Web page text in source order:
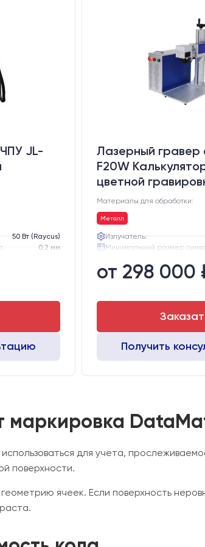
JL-
50 Вт (Raycus)
0,2 мм
Лазерный гравер
F20W
цветной
Материалы для обработки:
Металл
Излучатель:
Минимальный размер
Вес нетто:
Вес брутто:
от 298 000
Получить
маркировка
для учета,
поверхности.
ячеек. Если поверхность